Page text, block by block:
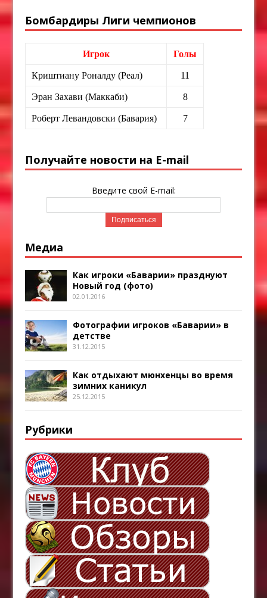
Бомбардиры Лиги чемпионов
Игрок Голы
Криштиану Роналду (Реал) 11
Эран Захави (Маккаби) 8
Роберт Левандовски (Бавария) 7
Получайте новости на E-mail
Введите свой E-mail:
Медиа
Как игроки «Баварии» празднуют
Новый год (фото)
02.01.2016
Фотографии игроков «Баварии» в
детстве
31.12.2015
Как отдыхают мюнхенцы во время
зимних каникул
25.12.2015
Рубрики